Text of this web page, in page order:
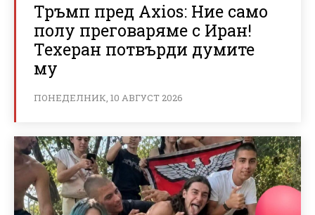
Тръмп пред Axios: Ние само
полу преговаряме с Иран!
Техеран потвърди думите
му
ПОНЕДЕЛНИК, 10 АВГУСТ 2026